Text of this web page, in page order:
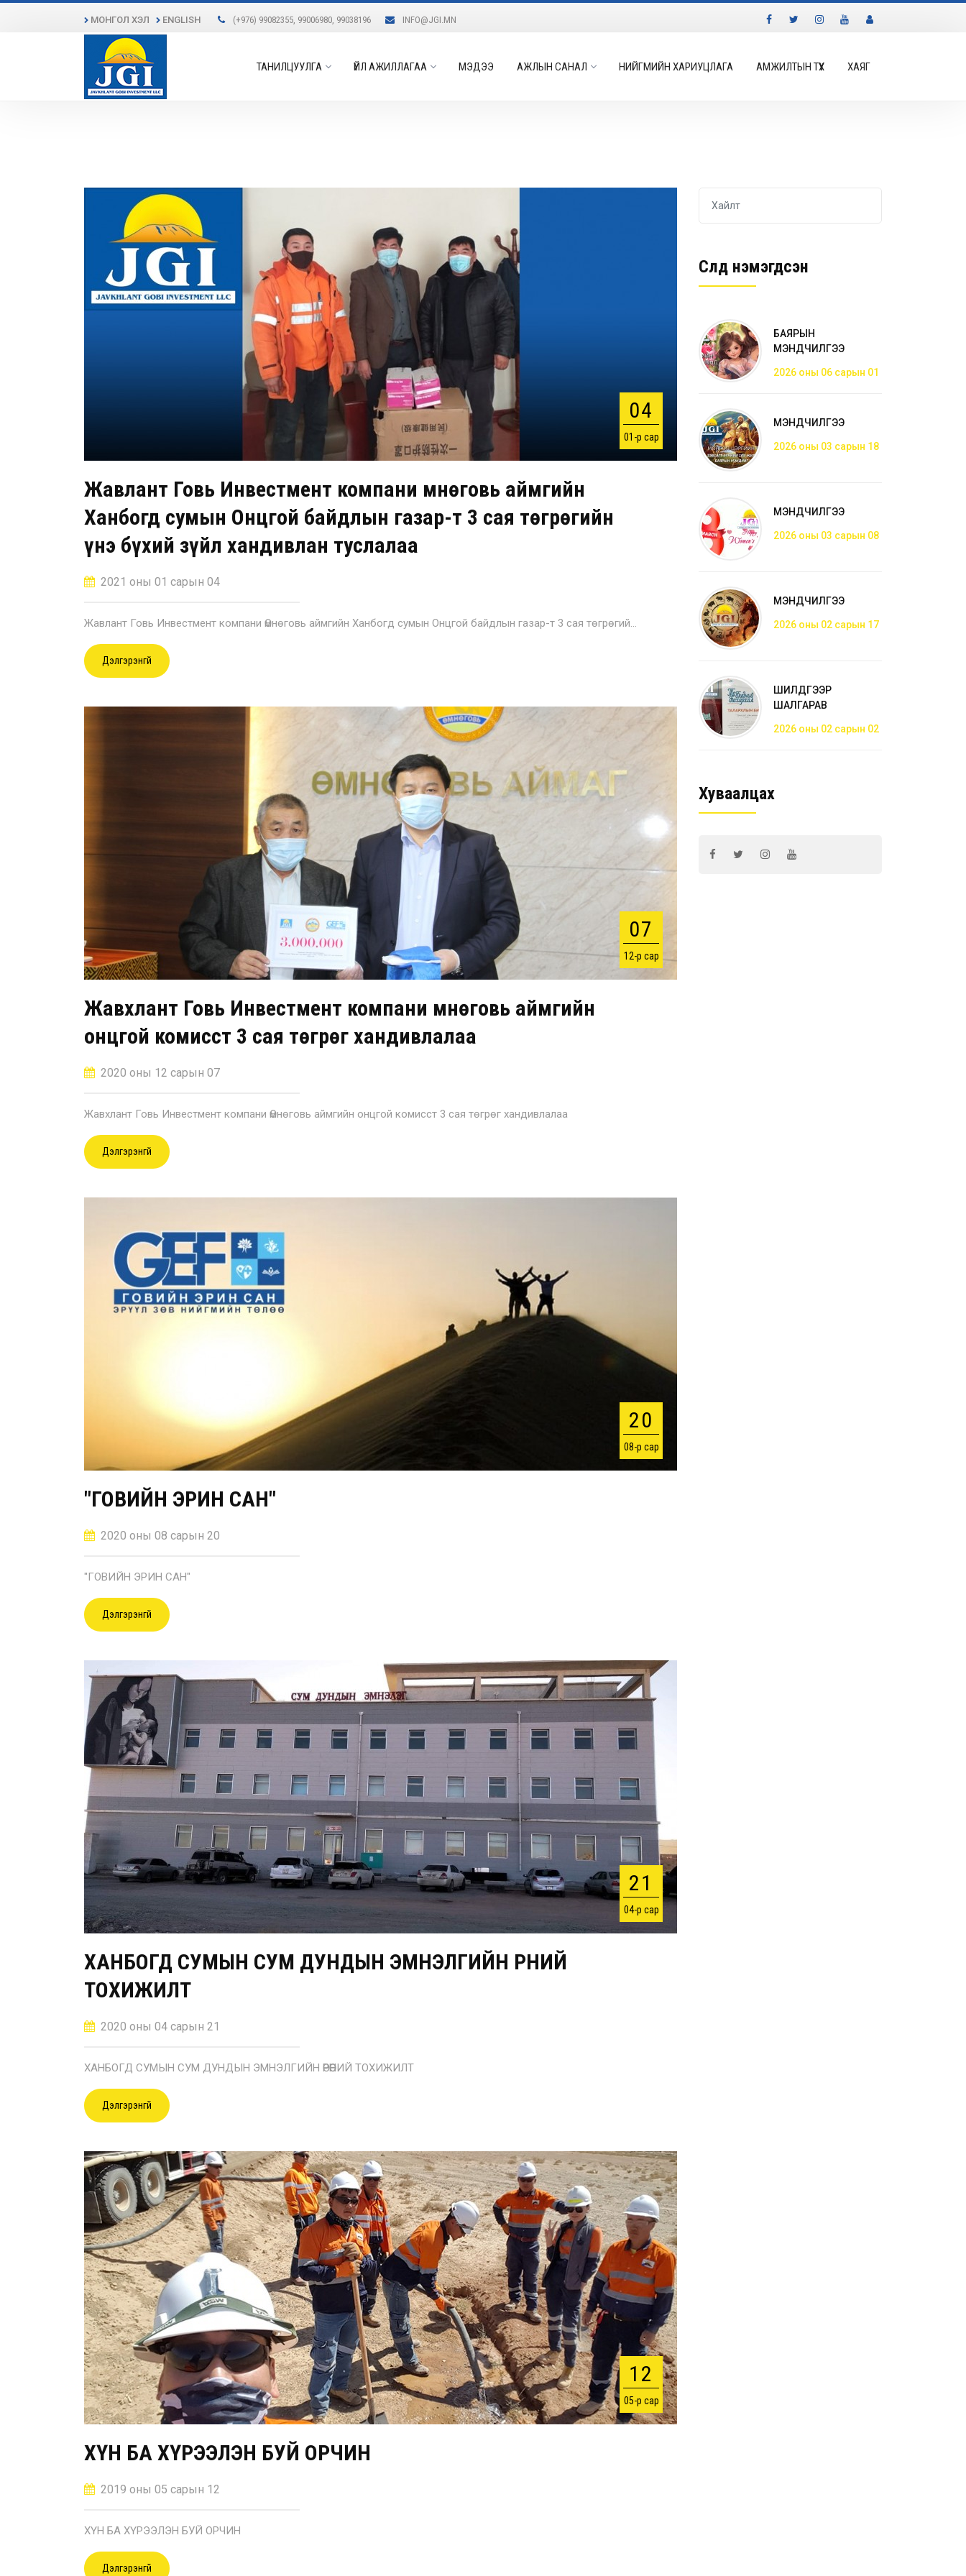
МОНГОЛ ХЭЛ ENGLISH (+976) 99082355, 99006980, 99038196 INFO@JGI.MN
ТАНИЛЦУУЛГА ҮЙЛ АЖИЛЛАГАА МЭДЭЭ АЖЛЫН САНАЛ НИЙГМИЙН ХАРИУЦЛАГА АМЖИЛТЫН ТҮҮХ ХАЯГ
04
01-р сар
Жавлант Говь Инвестмент компани Өмнөговь аймгийн
Ханбогд сумын Онцгой байдлын газар-т 3 сая төгрөгийн
үнэ бүхий зүйл хандивлан туслалаа
2021 оны 01 сарын 04
Жавлант Говь Инвестмент компани Өмнөговь аймгийн Ханбогд сумын Онцгой байдлын газар-т 3 сая төгрөгий…
Дэлгэрэнгүй
07
12-р сар
Жавхлант Говь Инвестмент компани Өмнөговь аймгийн
онцгой комисст 3 сая төгрөг хандивлалаа
2020 оны 12 сарын 07
Жавхлант Говь Инвестмент компани Өмнөговь аймгийн онцгой комисст 3 сая төгрөг хандивлалаа
Дэлгэрэнгүй
20
08-р сар
"ГОВИЙН ЭРИН САН"
2020 оны 08 сарын 20
"ГОВИЙН ЭРИН САН"
Дэлгэрэнгүй
21
04-р сар
ХАНБОГД СУМЫН СУМ ДУНДЫН ЭМНЭЛГИЙН ӨРӨӨНИЙ
ТОХИЖИЛТ
2020 оны 04 сарын 21
ХАНБОГД СУМЫН СУМ ДУНДЫН ЭМНЭЛГИЙН ӨРӨӨНИЙ ТОХИЖИЛТ
Дэлгэрэнгүй
12
05-р сар
ХҮН БА ХҮРЭЭЛЭН БУЙ ОРЧИН
2019 оны 05 сарын 12
ХҮН БА ХҮРЭЭЛЭН БУЙ ОРЧИН
Дэлгэрэнгүй
Сүүлд нэмэгдсэн
БАЯРЫН
МЭНДЧИЛГЭЭ
2026 оны 06 сарын 01
МЭНДЧИЛГЭЭ
2026 оны 03 сарын 18
МЭНДЧИЛГЭЭ
2026 оны 03 сарын 08
МЭНДЧИЛГЭЭ
2026 оны 02 сарын 17
ШИЛДГЭЭР
ШАЛГАРАВ
2026 оны 02 сарын 02
Хуваалцах